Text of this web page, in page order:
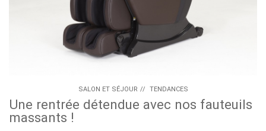
SALON ET SÉJOUR // TENDANCES
Une rentrée détendue avec nos fauteuils
massants !